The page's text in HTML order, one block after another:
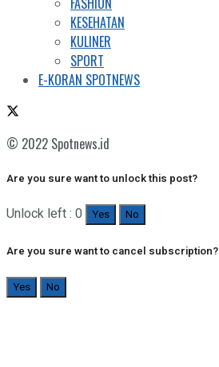
KESEHATAN
KULINER
SPORT
E-KORAN SPOTNEWS
© 2022 Spotnews.id
Are you sure want to unlock this post?
Unlock left : 0 Yes No
Are you sure want to cancel subscription?
Yes No